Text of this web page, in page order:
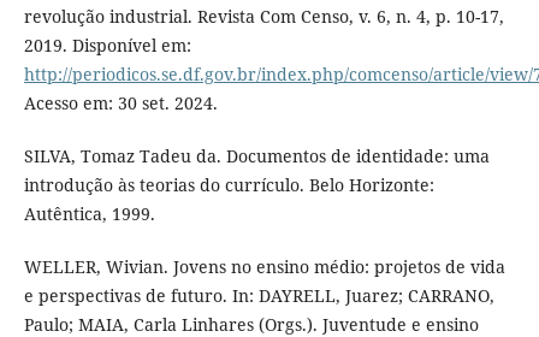
revolução industrial. Revista Com Censo, v. 6, n. 4, p. 10-17,
2019. Disponível em:
http://periodicos.se.df.gov.br/index.php/comcenso/article/view/
Acesso em: 30 set. 2024.
SILVA, Tomaz Tadeu da. Documentos de identidade: uma
introdução às teorias do currículo. Belo Horizonte:
Autêntica, 1999.
WELLER, Wivian. Jovens no ensino médio: projetos de vida
e perspectivas de futuro. In: DAYRELL, Juarez; CARRANO,
Paulo; MAIA, Carla Linhares (Orgs.). Juventude e ensino